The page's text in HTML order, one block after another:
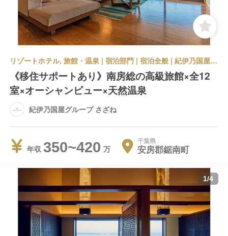
リゾートホテル, 旅館・温泉 | 宿泊部門 | 宿泊全般 | 紀伊乃国屋グループ さざね
《移住サポートあり》南房総の高級旅館×全12
室×オーシャンビュー×天然温泉
紀伊乃国屋グループ さざね
年収 350~420 千葉県
安房郡鋸南町
1/4